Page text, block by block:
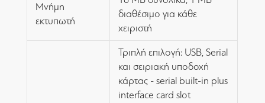
Μνήμη
εκτυπωτή
διαθέσιμο για κάθε
χειριστή
Τριπλή επιλογή: USB, Serial
και σειριακή υποδοχή
κάρτας - serial built-in plus
interface card slot